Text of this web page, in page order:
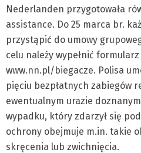
Nederlanden przygotowała
assistance. Do 25 marca br.
przystąpić do umowy
celu należy wypełnić
www.nn.pl/biegacze. Polisa
pięciu bezpłatnych zabiegów
ewentualnym urazie
wypadku, który zdarzył się
ochrony obejmuje m.in. takie
skręcenia lub zwichnięcia.